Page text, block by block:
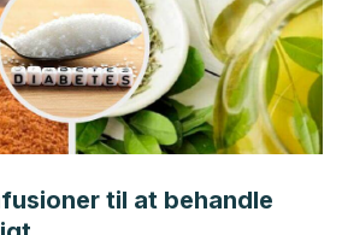
til at behandle